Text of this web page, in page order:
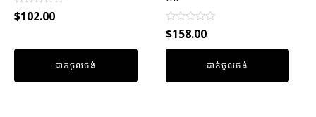
Rated
0
5
$102.00
ដាក់ចូលថង់
Rated
0
out
$158.00
ដាក់ចូលថង់